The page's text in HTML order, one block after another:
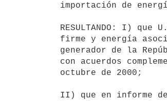
importación de
RESULTANDO: I)
firme y energía
generador de la
con acuerdos
octubre de 2000;
II) que en informe